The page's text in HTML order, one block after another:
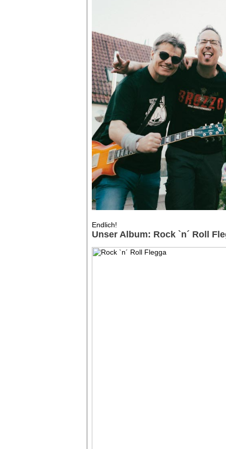
Endlich!
Unser Album: Rock `n´ Roll